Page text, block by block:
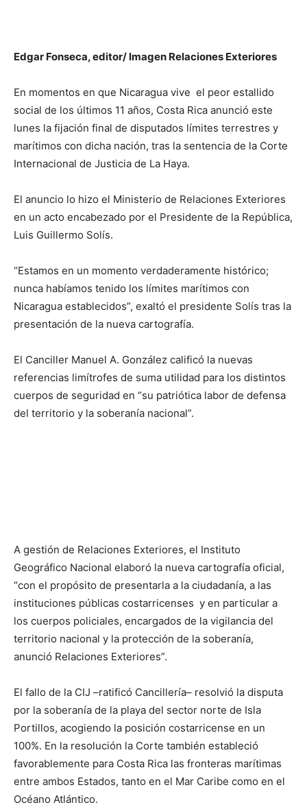
Edgar Fonseca, editor/ Imagen Relaciones Exteriores
En momentos en que Nicaragua vive el peor estallido
social de los últimos 11 años, Costa Rica anunció este
lunes la fijación final de disputados límites terrestres y
marítimos con dicha nación, tras la sentencia de la Corte
Internacional de Justicia de La Haya.
El anuncio lo hizo el Ministerio de Relaciones Exteriores
en un acto encabezado por el Presidente de la República,
Luis Guillermo Solís.
“Estamos en un momento verdaderamente histórico;
nunca habíamos tenido los límites marítimos con
Nicaragua establecidos”, exaltó el presidente Solís tras la
presentación de la nueva cartografía.
El Canciller Manuel A. González calificó la nuevas
referencias limítrofes de suma utilidad para los distintos
cuerpos de seguridad en “su patriótica labor de defensa
del territorio y la soberanía nacional”.
A gestión de Relaciones Exteriores, el Instituto
Geográfico Nacional elaboró la nueva cartografía oficial,
“con el propósito de presentarla a la ciudadanía, a las
instituciones públicas costarricenses y en particular a
los cuerpos policiales, encargados de la vigilancia del
territorio nacional y la protección de la soberanía,
anunció Relaciones Exteriores”.
El fallo de la CIJ –ratificó Cancillería– resolvió la disputa
por la soberanía de la playa del sector norte de Isla
Portillos, acogiendo la posición costarricense en un
100%. En la resolución la Corte también estableció
favorablemente para Costa Rica las fronteras marítimas
entre ambos Estados, tanto en el Mar Caribe como en el
Océano Atlántico.